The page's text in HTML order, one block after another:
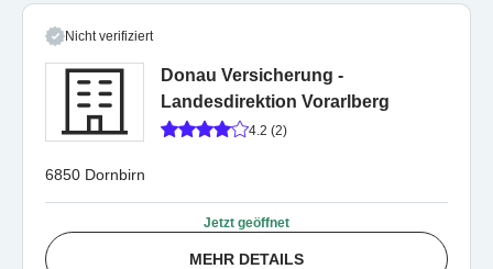
Nicht verifiziert
Donau Versicherung -
Landesdirektion Vorarlberg
4.2 (2)
6850 Dornbirn
Jetzt geöffnet
MEHR DETAILS